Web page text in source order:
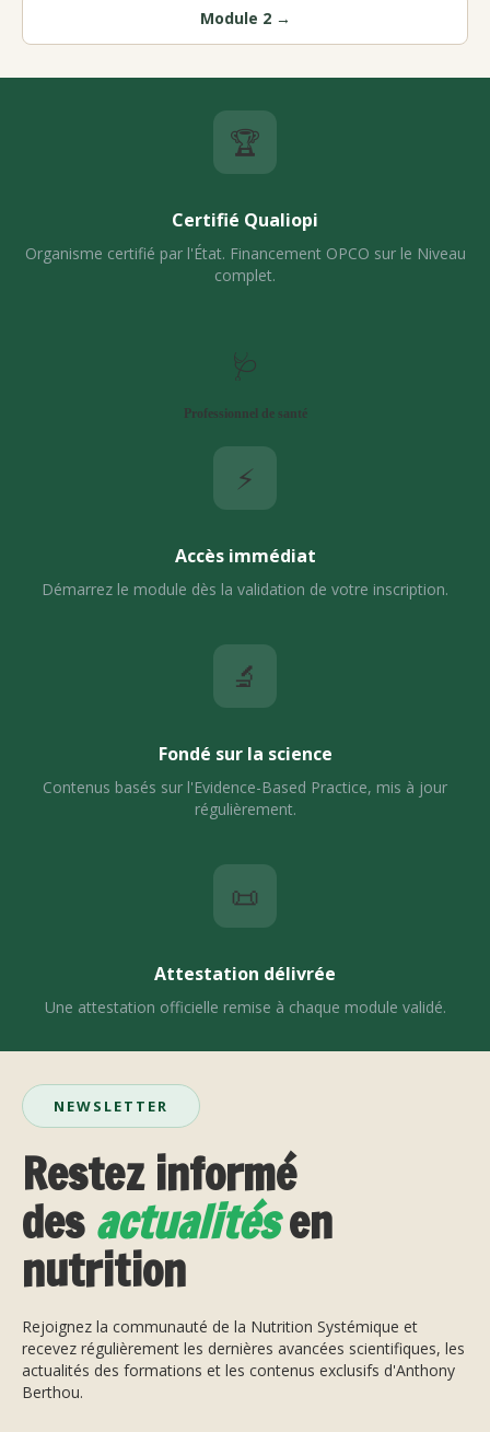
Module 2 →
🏆
Certifié Qualiopi
Organisme certifié par l'État. Financement OPCO sur le Niveau
complet.
🩺
Professionnel de santé
⚡
Accès immédiat
Démarrez le module dès la validation de votre inscription.
🔬
Fondé sur la science
Contenus basés sur l'Evidence-Based Practice, mis à jour
régulièrement.
📜
Attestation délivrée
Une attestation officielle remise à chaque module validé.
NEWSLETTER
Restez informé
desactualitésen
nutrition
Rejoignez la communauté de la Nutrition Systémique et
recevez régulièrement les dernières avancées scientifiques, les
actualités des formations et les contenus exclusifs d'Anthony
Berthou.